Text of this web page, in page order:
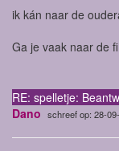
ik kán naar de
Ga je vaak naar de
RE: spelletje:
Dano schreef op: 28-